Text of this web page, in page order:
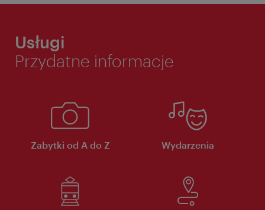
Usługi
Przydatne informacje
Zabytki od A do Z Wydarzenia